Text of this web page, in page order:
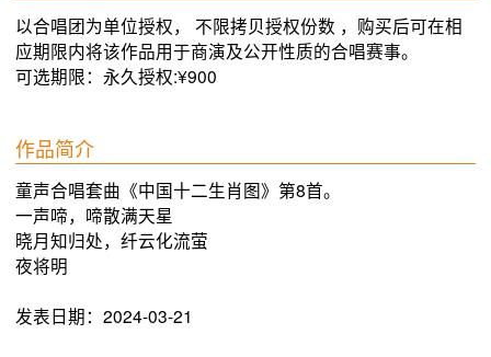
以合唱团为单位授权， 不限拷贝授权份数 ，购买后可在相
应期限内将该作品用于商演及公开性质的合唱赛事。
可选期限：永久授权:¥900
作品简介
童声合唱套曲《中国十二生肖图》第8首。
一声啼，啼散满天星
晓月知归处，纤云化流萤
夜将明
发表日期：2024-03-21